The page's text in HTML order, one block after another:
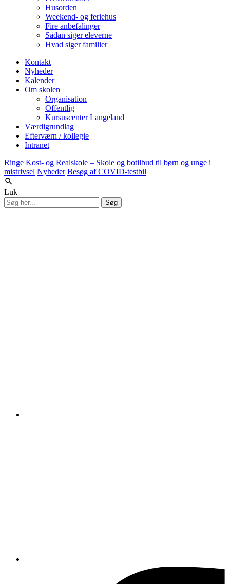
Husorden
Weekend- og feriehus
Fire anbefalinger
Sådan siger eleverne
Hvad siger familier
Kontakt
Nyheder
Kalender
Om skolen
Organisation
Offentlig
Kursuscenter Langeland
Værdigrundlag
Efterværn / kollegie
Intranet
Ringe Kost- og Realskole – Skole og botilbud til børn og unge i
mistrivsel Nyheder Besøg af COVID-testbil
Luk
Søg